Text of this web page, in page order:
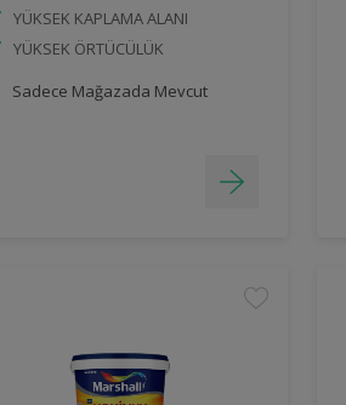
YÜKSEK KAPLAMA ALANI
YÜKSEK ÖRTÜCÜLÜK
Sadece Mağazada Mevcut